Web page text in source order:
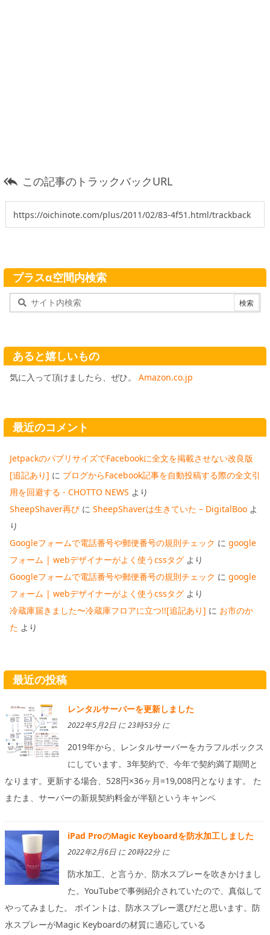
 この記事のトラックバックURL
プラスα空間内検索
あると嬉しいもの
気に入って頂けましたら、ぜひ。 Amazon.co.jp
最近のコメント
JetpackのパブリサイズでFacebookに全文を掲載させない改良版
[追記あり] に ブログからFacebook記事を自動投稿する際の全文引
用を回避する - CHOTTO NEWS より
SheepShaver再び に SheepShaverは生きていた – DigitalBoo よ
り
Googleフォームで電話番号や郵便番号の規則チェック に google
フォーム | webデザイナーがよく使うcssタグ より
Googleフォームで電話番号や郵便番号の規則チェック に google
フォーム | webデザイナーがよく使うcssタグ より
冷蔵庫届きました〜冷蔵庫フロアに立つ!![追記あり] に お市のか
た より
最近の投稿
レンタルサーバーを更新しました
2022年5月2日 に 23時53分 に
2019年から、レンタルサーバーをカラフルボックス
にしています。3年契約で、今年で契約満了期間と
なります。更新する場合、528円×36ヶ月=19,008円となります。 た
またま、サーバーの新規契約料金が半額というキャンペ
iPad ProのMagic Keyboardを防水加工しました
2022年2月6日 に 20時22分 に
防水加工、と言うか、防水スプレーを吹きかけまし
た。YouTubeで事例紹介されていたので、真似して
やってみました。 ポイントは、防水スプレー選びだと思います。防
水スプレーがMagic Keyboardの材質に適応している